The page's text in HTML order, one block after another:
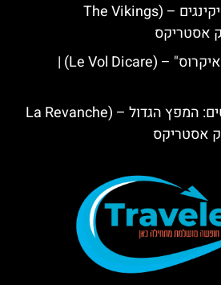
מגרש המשחקים: הויקינגים – (The Vikings
רכבת ההרים "טיסת איקרוס" – (Le Vol Dicare) |
מתקן נקמת הפיראטים: המפץ הגדול – (La Revanche